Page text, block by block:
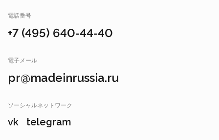
電話番号
+7 (495) 640-44-40
電子メール
pr@madeinrussia.ru
ソーシャルネットワーク
vk telegram